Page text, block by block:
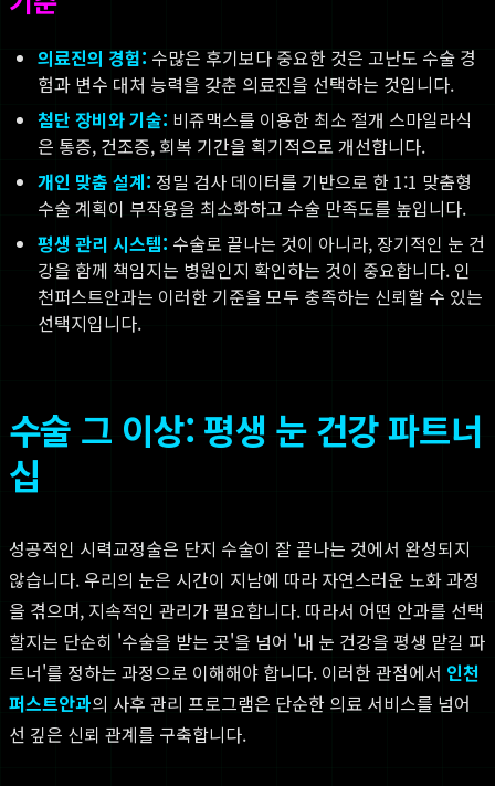
의료진의 경험: 수많은 후기보다 중요한 것은 고난도 수술 경
험과 변수 대처 능력을 갖춘 의료진을 선택하는 것입니다.
첨단 장비와 기술: 비쥬맥스를 이용한 최소 절개 스마일라식
은 통증, 건조증, 회복 기간을 획기적으로 개선합니다.
개인 맞춤 설계: 정밀 검사 데이터를 기반으로 한 1:1 맞춤형
수술 계획이 부작용을 최소화하고 수술 만족도를 높입니다.
평생 관리 시스템: 수술로 끝나는 것이 아니라, 장기적인 눈 건
강을 함께 책임지는 병원인지 확인하는 것이 중요합니다. 인
천퍼스트안과는 이러한 기준을 모두 충족하는 신뢰할 수 있는
선택지입니다.
수술 그 이상: 평생 눈 건강 파트너
십
성공적인 시력교정술은 단지 수술이 잘 끝나는 것에서 완성되지
않습니다. 우리의 눈은 시간이 지남에 따라 자연스러운 노화 과정
을 겪으며, 지속적인 관리가 필요합니다. 따라서 어떤 안과를 선택
할지는 단순히 '수술을 받는 곳'을 넘어 '내 눈 건강을 평생 맡길 파
트너'를 정하는 과정으로 이해해야 합니다. 이러한 관점에서 인천
퍼스트안과의 사후 관리 프로그램은 단순한 의료 서비스를 넘어
선 깊은 신뢰 관계를 구축합니다.